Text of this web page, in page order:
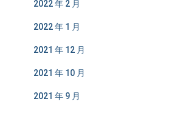
2022 年 2 月
2022 年 1 月
2021 年 12 月
2021 年 10 月
2021 年 9 月